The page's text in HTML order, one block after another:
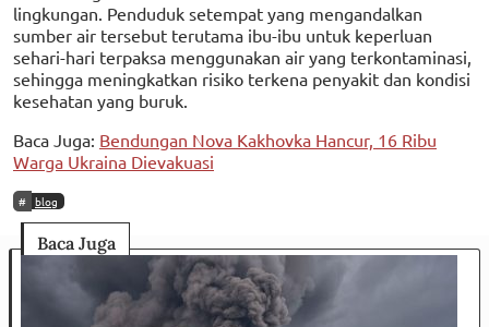
lingkungan. Penduduk setempat yang mengandalkan
sumber air tersebut terutama ibu-ibu untuk keperluan
sehari-hari terpaksa menggunakan air yang terkontaminasi,
sehingga meningkatkan risiko terkena penyakit dan kondisi
kesehatan yang buruk.
Baca Juga: Bendungan Nova Kakhovka Hancur, 16 Ribu
Warga Ukraina Dievakuasi
blog
Baca Juga